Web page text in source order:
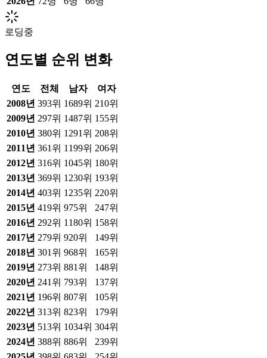
로딩중
연도별 순위 변화
연도 전체 남자
여자
2008년 393위 1689위 210위
2009년 297위 1487위 155위
2010년 380위 1291위 208위
2011 년 361위 1199위 206위
2012년 316위 1045위 180위
2013년 369위 1230위 193위
2014년 403위 1235위 220위
2015년 419위 975위
247위
2016년 292위 1180위 158위
2017년 279위 920위
149위
2018년 301위 968위
165위
2019년 273위 881위
148위
2020년 241위 793위
137위
2021 년 196위 807위
105위
2022년 313위 823위
179위
2023년 513위 1034위 304위
2024년 388위 886위
239위